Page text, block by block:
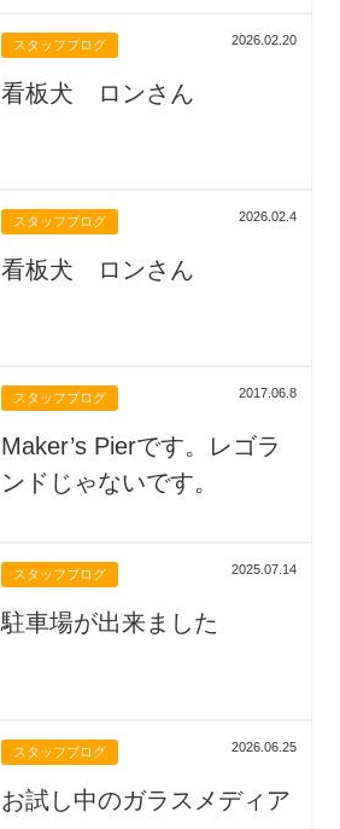
スタッフブログ 2026.02.20
看板犬 ロンさん
スタッフブログ 2026.02.4
看板犬 ロンさん
スタッフブログ 2017.06.8
Maker’s Pierです。レゴラ
ンドじゃないです。
スタッフブログ 2025.07.14
駐車場が出来ました
スタッフブログ 2026.06.25
お試し中のガラスメディア